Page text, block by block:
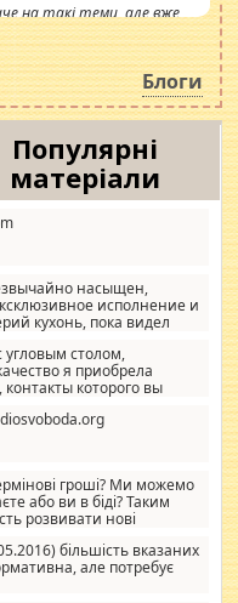
на такі теми, але вже
інсенуації
Штучно
катастрофа.
Блоги
Популярні
матеріали
насыщен,
исполнение и
кухонь, пока видел
и что главное -
наворотов удорожающих
угловым столом,
я приобрела
которого вы
гроші? Ми можемо
або ви в біді? Таким
розвивати нові
їм шанс. Кожен
влада не зможе, вони
багато суми, і зрілість
більшість вказаних
але потребує